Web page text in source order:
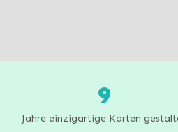
9
Jahre einzigartige Karten